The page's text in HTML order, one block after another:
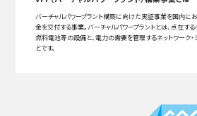
バーチャルパワープラント構築に向けた実証事業を国内に
金を交付する事業。バーチャルパワープラントとは、点在す
燃料電池等の設備と、電力の需要を管理するネットワーク・
とです。